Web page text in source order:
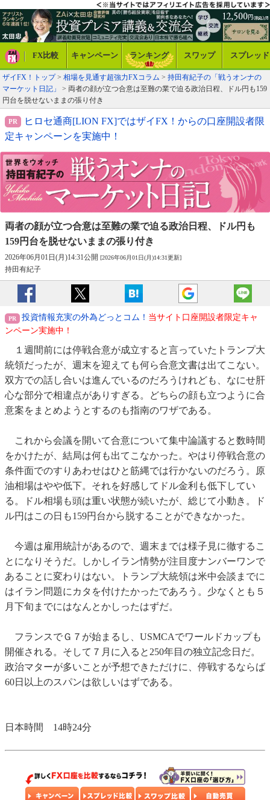
FX比較 キャンペーン ランキング スワップ スプレッド
ザイFX！トップ> 相場を見通す超強力FXコラム > 持田有紀子の「戦うオンナの
マーケット日記」
> 両者の顔が立つ合意は至難の業で迫る政治日程、ドル円も159
円台を脱せないままの張り付き
ヒロセ通商[LION FX]ではザイFX！からの口座開設者限
定キャンペーンを実施中！
両者の顔が立つ合意は至難の業で迫る政治日程、
ドル円も
159円台を脱せないままの張り付き
2026年06月01日(月)14:31公開 [2026年06月01日(月)14:31更新]
持田有紀子
投資情報充実の外為どっとコム！ 当サイト口座開設者限定キャ
ンペーン実施中！
１週間前には停戦合意が成立すると言っていたトランプ大
統領だったが、週末を迎えても何ら合意文書は出てこない。
双方での話し合いは進んでいるのだろうけれども、なにせ肝
心な部分で相違点がありすぎる。どちらの顔も立つように合
意案をまとめようとするのも指南のワザである。
これから会議を開いて合意について集中論議すると数時間
をかけたが、結局は何も出てこなかった。やはり停戦合意の
条件面でのすりあわせはひと筋縄では行かないのだろう。原
油相場はやや低下。それを好感してドル金利も低下してい
る。ドル相場も頭は重い状態が続いたが、総じて小動き。ド
ル円はこの日も159円台から脱することができなかった。
今週は雇用統計があるので、週末までは様子見に徹するこ
とになりそうだ。しかしイラン情勢が注目度ナンバーワンで
あることに変わりはない。トランプ大統領は米中会談までに
はイラン問題にカタを付けたかったであろう。少なくとも５
月下旬までにはなんとかしったはずだ。
フランスでＧ７が始まるし、USMCAでワールドカップも
開催される。そして７月に入ると250年目の独立記念日だ。
政治マターが多いことが予想できただけに、停戦するならば
60日以上のスパンは欲しいはずである。
日本時間 14時24分